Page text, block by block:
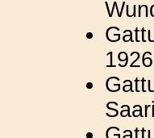
1926